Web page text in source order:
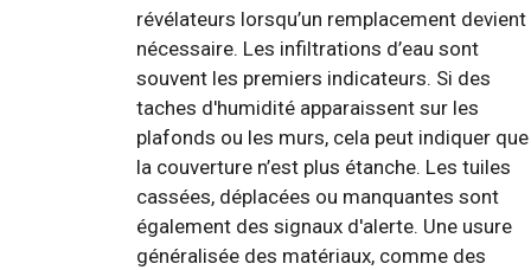
révélateurs lorsqu’un remplacement devient
nécessaire. Les infiltrations d’eau sont
souvent les premiers indicateurs. Si des
taches d'humidité apparaissent sur les
plafonds ou les murs, cela peut indiquer que
la couverture n’est plus étanche. Les tuiles
cassées, déplacées ou manquantes sont
également des signaux d'alerte. Une usure
généralisée des matériaux, comme des